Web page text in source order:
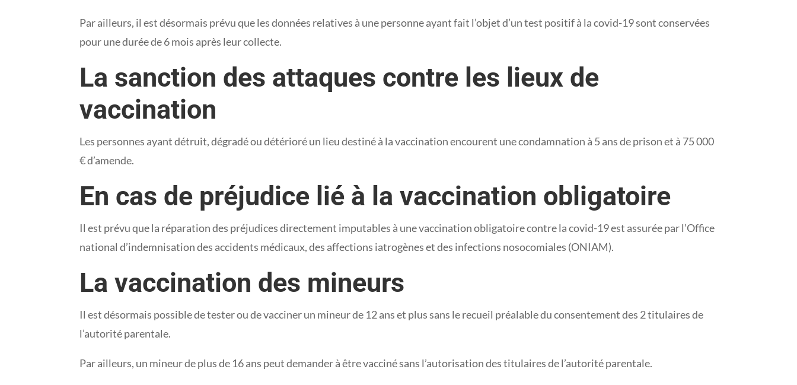
Par ailleurs, il est désormais prévu que les données relatives à une personne ayant fait l’objet d’un test positif à la covid-19 sont conservées
pour une durée de 6 mois après leur collecte.
La sanction des attaques contre les lieux de
vaccination
Les personnes ayant détruit, dégradé ou détérioré un lieu destiné à la vaccination encourent une condamnation à 5 ans de prison et à 75 000
€ d’amende.
En cas de préjudice lié à la vaccination obligatoire
Il est prévu que la réparation des préjudices directement imputables à une vaccination obligatoire contre la covid-19 est assurée par l’Office
national d’indemnisation des accidents médicaux, des affections iatrogènes et des infections nosocomiales (ONIAM).
La vaccination des mineurs
Il est désormais possible de tester ou de vacciner un mineur de 12 ans et plus sans le recueil préalable du consentement des 2 titulaires de
l’autorité parentale.
Par ailleurs, un mineur de plus de 16 ans peut demander à être vacciné sans l’autorisation des titulaires de l’autorité parentale.